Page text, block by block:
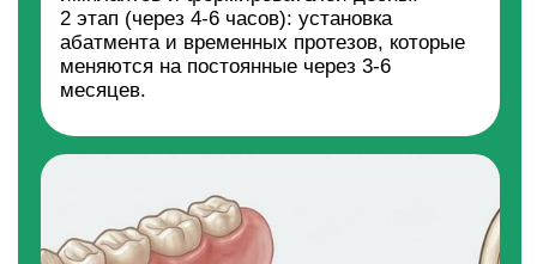
РАБОТАЮТ СТОМАТОЛОГИ-УНИВЕРСАЛЫ
Каждый стоматолог нашей клиники совмещает
несколько специализаций – терапия,
парадонтология, хирургия, имплантология, детская